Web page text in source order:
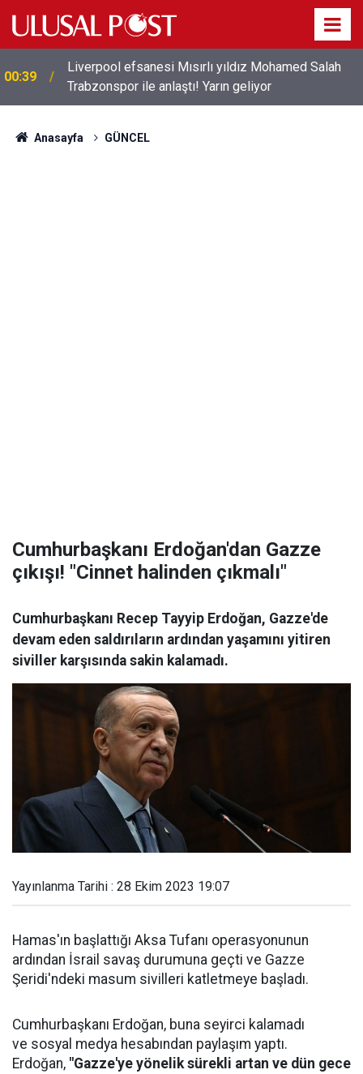
00:39
Liverpool efsanesi Mısırlı yıldız Mohamed Salah
Trabzonspor ile anlaştı! Yarın geliyor
Anasayfa GÜNCEL
Cumhurbaşkanı Erdoğan'dan Gazze
çıkışı! "Cinnet halinden çıkmalı"
Cumhurbaşkanı Recep Tayyip Erdoğan, Gazze'de
devam eden saldırıların ardından yaşamını yitiren
siviller karşısında sakin kalamadı.
Yayınlanma Tarihi : 28 Ekim 2023 19:07
Hamas'ın başlattığı Aksa Tufanı operasyonunun
ardından İsrail savaş durumuna geçti ve Gazze
Şeridi'ndeki masum sivilleri katletmeye başladı.
Cumhurbaşkanı Erdoğan, buna seyirci kalamadı
ve sosyal medya hesabından paylaşım yaptı.
Erdoğan, "Gazze'ye yönelik sürekli artan ve dün gece